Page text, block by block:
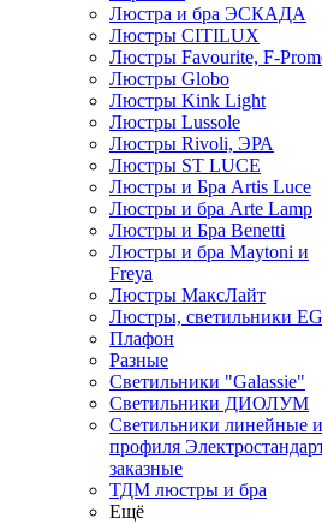
Люстра и бра ЭСКАДА
Люстры CITILUX
Люстры Favourite, F-
Люстры Globo
Люстры Kink Light
Люстры Lussole
Люстры Rivoli, ЭРА
Люстры ST LUCE
Люстры и Бра Artis Luce
Люстры и бра Arte Lamp
Люстры и Бра Benetti
Люстры и бра Maytoni и
Freya
Люстры МаксЛайт
Люстры, светильники
Плафон
Разные
Светильники "Galassie"
Светильники ДИОЛУМ
Светильники линейные
профиля
заказные
ТДМ люстры и бра
Ещё